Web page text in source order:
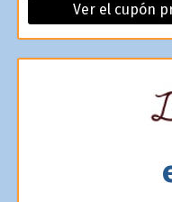
Ver el cupón